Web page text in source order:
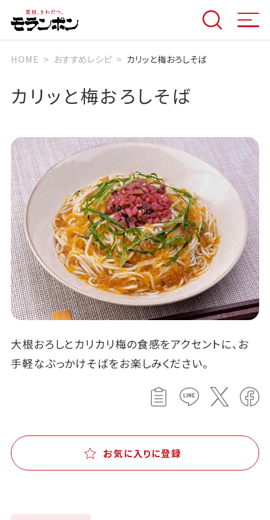
HOME おすすめレシピ カリッと梅おろしそば
カリッと梅おろしそば
大根おろしとカリカリ梅の食感をアクセントに、お
手軽なぶっかけそばをお楽しみください。
お気に入りに登録